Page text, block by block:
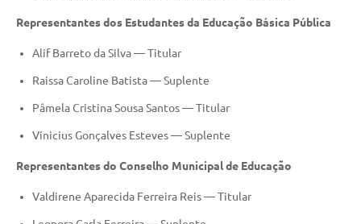
Representantes dos Estudantes da Educação Básica Pública
Alif Barreto da Silva — Titular
Raissa Caroline Batista — Suplente
Pâmela Cristina Sousa Santos — Titular
Vinicius Gonçalves Esteves — Suplente
Representantes do Conselho Municipal de Educação
Valdirene Aparecida Ferreira Reis — Titular